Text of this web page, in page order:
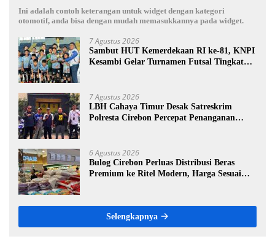
Ini adalah contoh keterangan untuk widget dengan kategori
otomotif, anda bisa dengan mudah memasukkannya pada widget.
7 Agustus 2026
Sambut HUT Kemerdekaan RI ke-81, KNPI
Kesambi Gelar Turnamen Futsal Tingkat
7 Agustus 2026
LBH Cahaya Timur Desak Satreskrim
Polresta Cirebon Percepat Penanganan
6 Agustus 2026
Bulog Cirebon Perluas Distribusi Beras
Premium ke Ritel Modern, Harga Sesuai
Selengkapnya